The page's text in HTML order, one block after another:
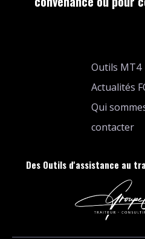
Outils MT4
Actualités
Qui
contacter
Des Outils d'assistance au